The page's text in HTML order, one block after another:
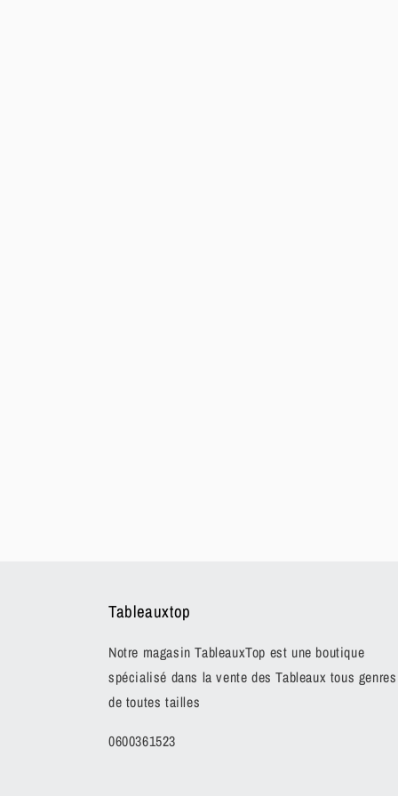
Tableauxtop
Notre magasin TableauxTop est une boutique
spécialisé dans la vente des Tableaux tous
de toutes tailles
0600361523